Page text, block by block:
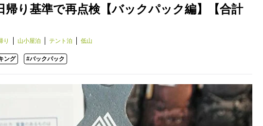
帰り基準で再点検【バックパック編】【合計
り 山小屋泊 テント泊 低山
ング #バックパック